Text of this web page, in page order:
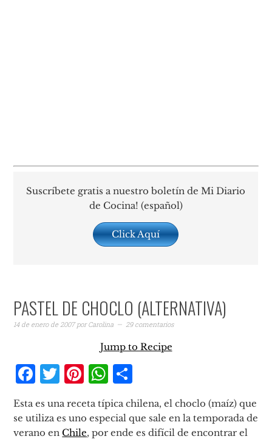
Suscríbete gratis a nuestro boletín de Mi Diario
de Cocina! (español)
Click Aquí
PASTEL DE CHOCLO (ALTERNATIVA)
14 de enero de 2007porCarolina 29 comentarios
Jump to Recipe
Facebook
Twitter
Pinterest
WhatsApp
Esta es una receta típica chilena, el choclo (maíz) que
se utiliza es uno especial que sale en la temporada de
verano en Chile, por ende es difícil de encontrar el